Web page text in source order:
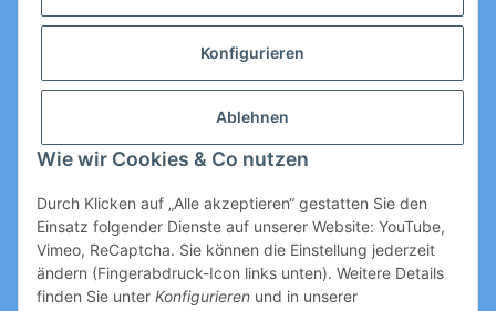
Konfigurieren
Ablehnen
Wie wir Cookies & Co nutzen
Durch Klicken auf „Alle akzeptieren“ gestatten Sie den
Einsatz folgender Dienste auf unserer Website: YouTube,
Vimeo, ReCaptcha. Sie können die Einstellung jederzeit
ändern (Fingerabdruck-Icon links unten). Weitere Details
finden Sie unter Konfigurieren und in unserer
Vertrag widerrufen